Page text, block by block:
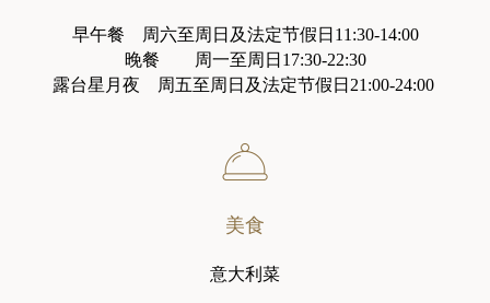
早午餐	周六至周日及法定节假日11:30-14:00
晚餐	周一至周日17:30-22:30
露台星月夜    周五至周日及法定节假日21:00-24:00
美食
意大利菜